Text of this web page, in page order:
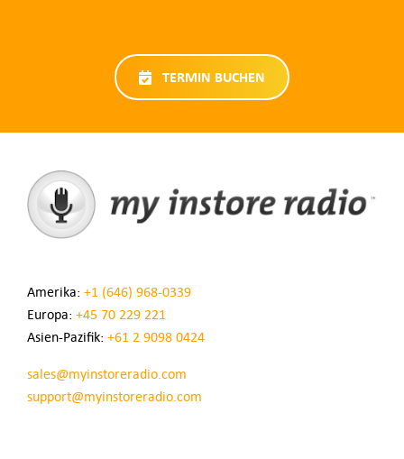
TERMIN BUCHEN
Amerika: +1 (646) 968-0339
Europa: +45 70 229 221
Asien-Pazifik: +61 2 9098 0424
sales@myinstoreradio.com
support@myinstoreradio.com